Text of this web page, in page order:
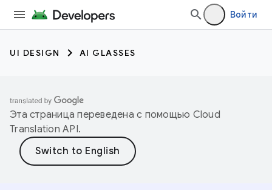
Войти
UI DESIGN AI GLASSES
Эта страница переведена с помощью Cloud
Translation API.